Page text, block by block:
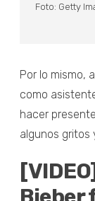
Foto: Getty
Por lo mismo,
como
hacer
algunos gritos